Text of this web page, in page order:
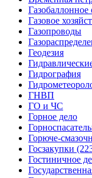
Газовое
Газопроводы
Геодезия
Гидрография
ГНВП
ГО и ЧС
Горное дело
Горюче-
Госзакупки
Гостиничное